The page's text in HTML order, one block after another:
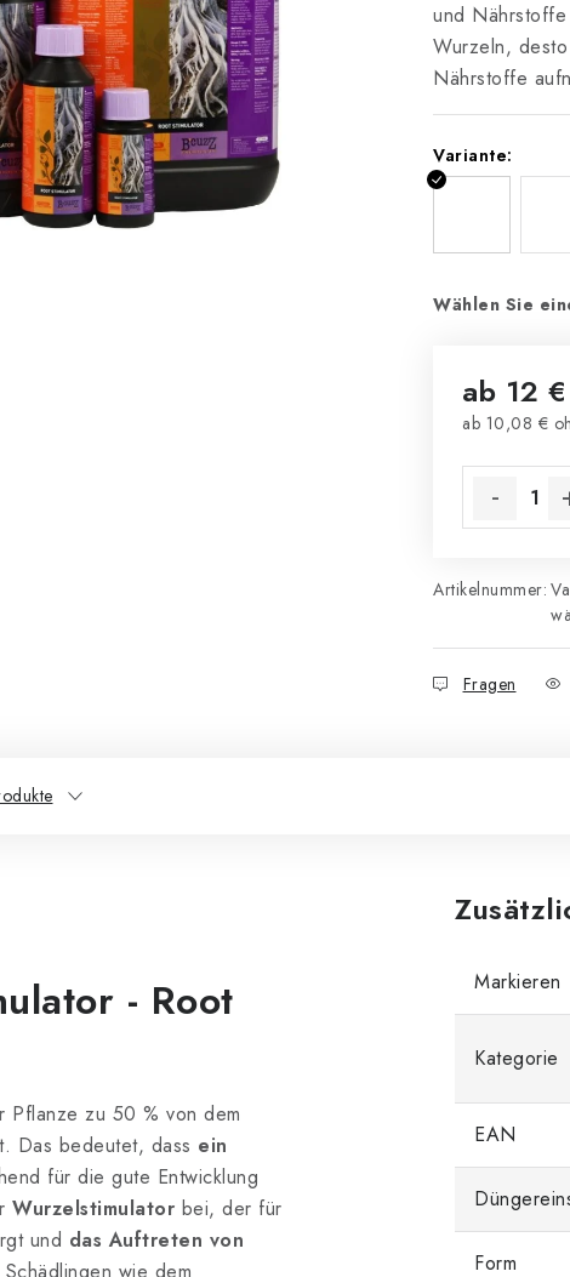
und Nährstoffe
Wurzeln,
Nährstoffe
Variante:
Wählen Sie
ab 12 €
ab 10,08 €
Artikelnummer:
Fragen
- Root
Pflanze zu 50 % von dem
Das bedeutet, dass ein
für die gute Entwicklung
Wurzelstimulator bei, der für
und das Auftreten von
Markieren
Kategorie
EAN
Form